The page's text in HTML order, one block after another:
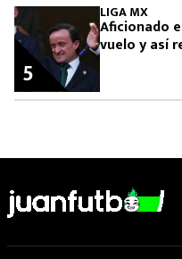
LIGA MX
Aficionado
vuelo y así
5